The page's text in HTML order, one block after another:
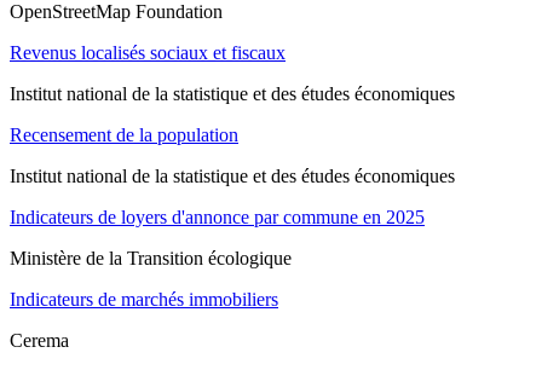
OpenStreetMap Foundation
Revenus localisés sociaux et fiscaux
Institut national de la statistique et des études économiques
Recensement de la population
Institut national de la statistique et des études économiques
Indicateurs de loyers d'annonce par commune en 2025
Ministère de la Transition écologique
Indicateurs de marchés immobiliers
Cerema